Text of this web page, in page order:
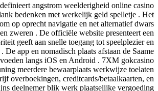
angstrom weelderigheid online casino
bedenken met werkelijk geld spelletje . Het
op oprecht navigatie en net alternatief dwars
zweren . De officiële website presenteert een
geeft aan snelle toegang tot speelplezier en
De app en nomadisch plaats afstaan de Saame
langs iOS en Android . 7XM gokcasino
meerdere bewaarplaats werkwijze toelaten
overboekingen, creditcards/betaalkaarten, en
deelnemer blik werk plaatselijke vergoeding